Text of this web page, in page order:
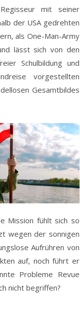
mit seiner
der USA gedrehten
als One-Man-Army
lässt sich von den
Schulbildung und
vorgestellten
Gesamtbildes
Mission fühlt sich so
wegen der sonnigen
Aufrühren von
auf, noch führt er
Probleme Revue
nicht begriffen?